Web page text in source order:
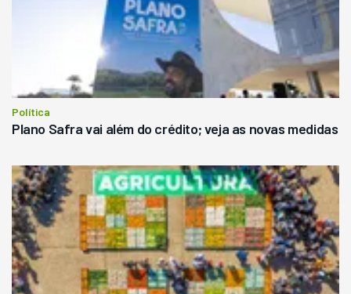
Política
Plano Safra vai além do crédito; veja as novas medidas